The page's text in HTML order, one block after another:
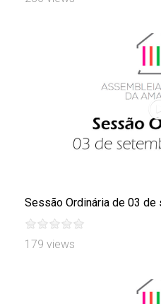
Sessão Ordinária de 03
179 views